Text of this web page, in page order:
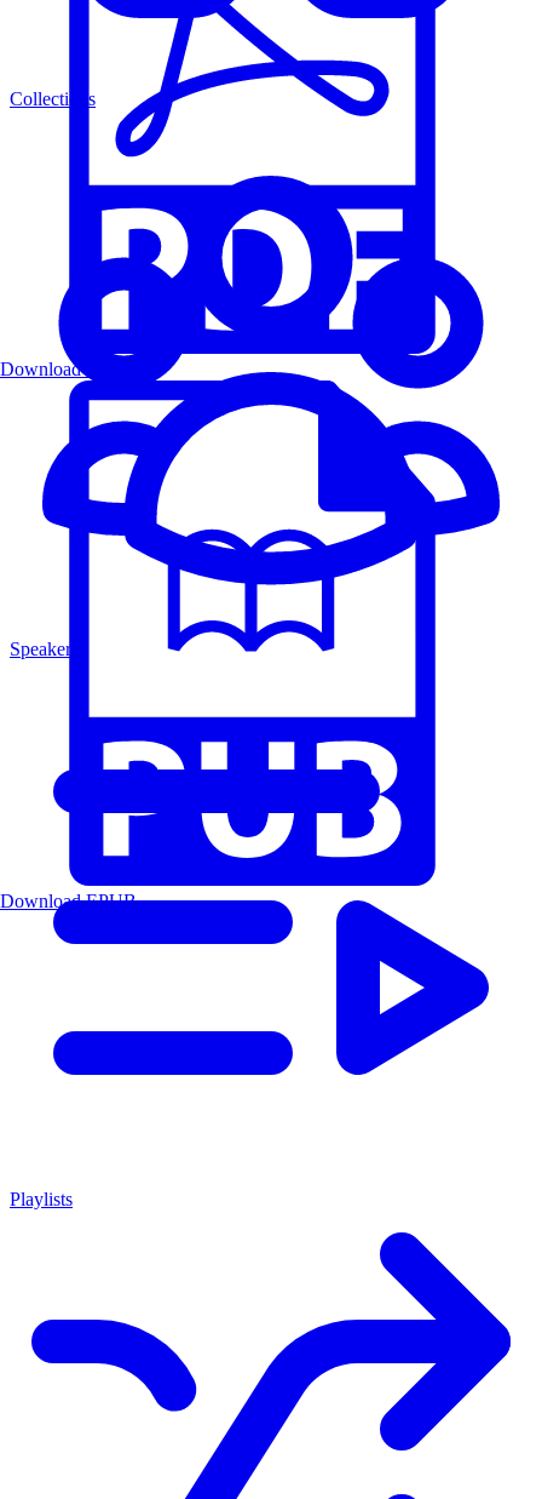
Collections
Speakers
Playlists
Download PDF
Download EPUB